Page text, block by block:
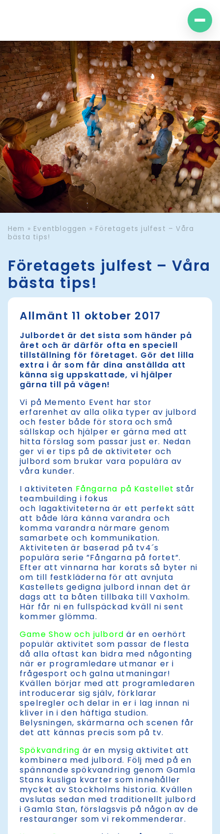
Hem » Eventbloggen » Företagets julfest – Våra
bästa tips!
Företagets julfest – Våra
bästa tips!
Allmänt 11 oktober 2017
Julbordet är det sista som händer på
året och är därför ofta en speciell
tillställning för företaget. Gör det lilla
extra i år som får dina anställda att
känna sig uppskattade, vi hjälper
gärna till på vägen!
Vi på Memento Event har stor
erfarenhet av alla olika typer av julbord
och fester både för stora och små
sällskap och hjälper er gärna med att
hitta förslag som passar just er. Nedan
ger vi er tips på de aktiviteter och
julbord som brukar vara populära av
våra kunder.
I aktiviteten Fångarna på Kastellet står
teambuilding i fokus
och lagaktiviteterna är ett perfekt sätt
att både lära känna varandra och
komma varandra närmare genom
samarbete och kommunikation.
Aktiviteten är baserad på tv4´s
populära serie ”Fångarna på fortet”.
Efter att vinnarna har korats så byter ni
om till festkläderna för att avnjuta
Kastellets gedigna julbord innan det är
dags att ta båten tillbaka till Vaxholm.
Här får ni en fullspäckad kväll ni sent
kommer glömma.
Game Show och julbord är en oerhört
populär aktivitet som passar de flesta
då alla oftast kan bidra med någonting
när er programledare utmanar er i
frågesport och galna utmaningar!
Kvällen börjar med att programledaren
introducerar sig själv, förklarar
spelregler och delar in er i lag innan ni
kliver in i den häftiga studion.
Belysningen, skärmarna och scenen får
det att kännas precis som på tv.
Spökvandring är en mysig aktivitet att
kombinera med julbord. Följ med på en
spännande spökvandring genom Gamla
Stans kusliga kvarter som innehåller
mycket av Stockholms historia. Kvällen
avslutas sedan med traditionellt julbord
i Gamla Stan, förslagsvis på någon av de
restauranger som vi rekommenderar.